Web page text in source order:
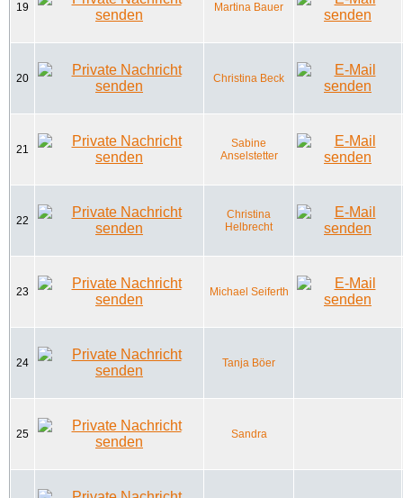
19 Martina Bauer
20 Christina Beck
21
Sabine
Anselstetter
22
Christina
Helbrecht
23 Michael Seiferth
24 Tanja Böer
25 Sandra